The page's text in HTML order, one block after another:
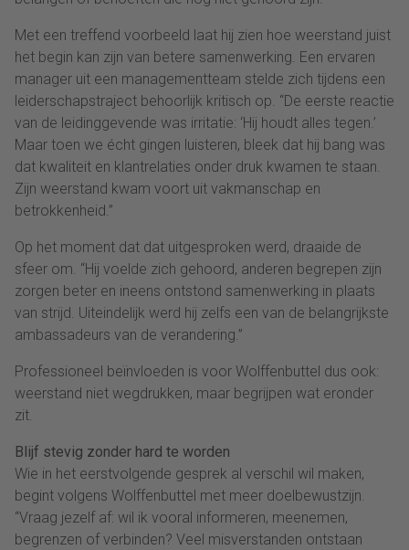
Met een treffend voorbeeld laat hij zien hoe weerstand juist
het begin kan zijn van betere samenwerking. Een ervaren
manager uit een managementteam stelde zich tijdens een
leiderschapstraject behoorlijk kritisch op. “De eerste reactie
van de leidinggevende was irritatie: ‘Hij houdt alles tegen.’
Maar toen we écht gingen luisteren, bleek dat hij bang was
dat kwaliteit en klantrelaties onder druk kwamen te staan.
Zijn weerstand kwam voort uit vakmanschap en
betrokkenheid.”
Op het moment dat dat uitgesproken werd, draaide de
sfeer om. “Hij voelde zich gehoord, anderen begrepen zijn
zorgen beter en ineens ontstond samenwerking in plaats
van strijd. Uiteindelijk werd hij zelfs een van de belangrijkste
ambassadeurs van de verandering.”
Professioneel beïnvloeden is voor Wolffenbuttel dus ook:
weerstand niet wegdrukken, maar begrijpen wat eronder
zit.
Blijf stevig zonder hard te worden
Wie in het eerstvolgende gesprek al verschil wil maken,
begint volgens Wolffenbuttel met meer doelbewustzijn.
“Vraag jezelf af: wil ik vooral informeren, meenemen,
begrenzen of verbinden? Veel misverstanden ontstaan